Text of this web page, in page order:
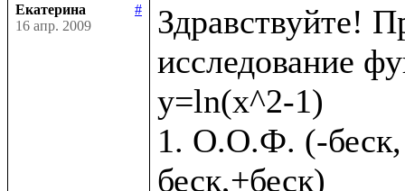
Екатерина
#
16 апр. 2009
Здравствуйте!
исследование
y=ln(x^2-1)
1. О.О.Ф. (-
беск,+беск)